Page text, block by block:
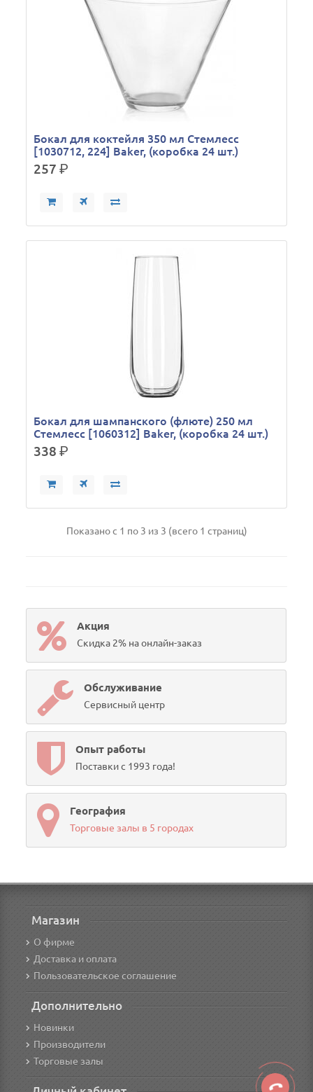
Бокал для коктейля 350 мл Стемлесс
[1030712, 224] Baker, (коробка 24 шт.)
257р.
Бокал для шампанского (флюте) 250 мл
Стемлесс [1060312] Baker, (коробка 24 шт.)
338р.
Показано с 1 по 3 из 3 (всего 1 страниц)
Акция
Скидка 2% на онлайн-заказ
Обслуживание
Сервисный центр
Опыт работы
Поставки с 1993 года!
География
Торговые залы в 5 городах
Магазин
О фирме
Доставка и оплата
Пользовательское соглашение
Дополнительно
Новинки
Производители
Торговые залы